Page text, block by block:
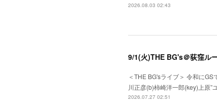
2026.08.03 02:43
9/1(火)THE BG's＠荻窪ル
＜THE BG'sライブ＞ 令和に
川正彦(b)柿崎洋一郎(key)上原
2026.07.27 02:51